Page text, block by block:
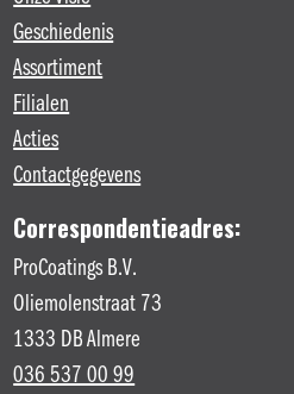
Geschiedenis
Assortiment
Filialen
Acties
Contactgegevens
Correspondentieadres:
ProCoatings B.V.
Oliemolenstraat 73
1333 DB Almere
036 537 00 99